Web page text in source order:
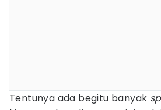
Tentunya ada begitu banyak